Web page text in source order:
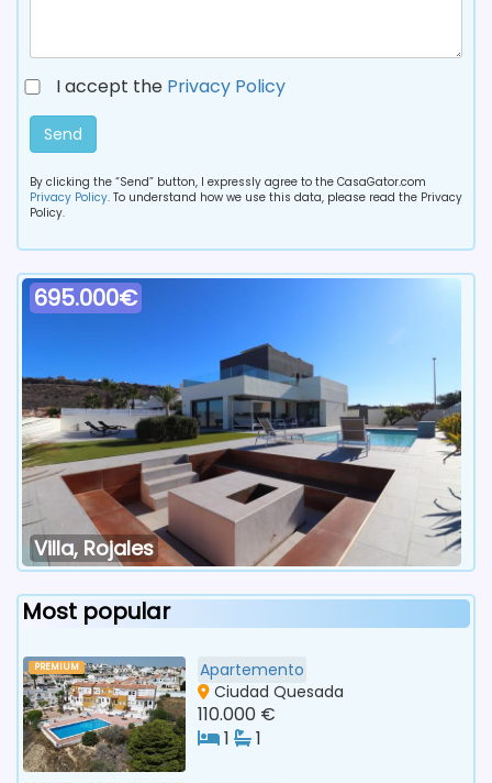
I accept the Privacy Policy
Send
By clicking the “Send” button, I expressly agree to the CasaGator.com
Privacy Policy. To understand how we use this data, please read the Privacy
Policy.
695.000€
Villa, Rojales
Most popular
PREMIUM
Apartemento
Ciudad Quesada
110.000 €
1
1